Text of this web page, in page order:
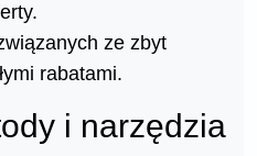
ze zbyt
rabatami.
i narzędzia